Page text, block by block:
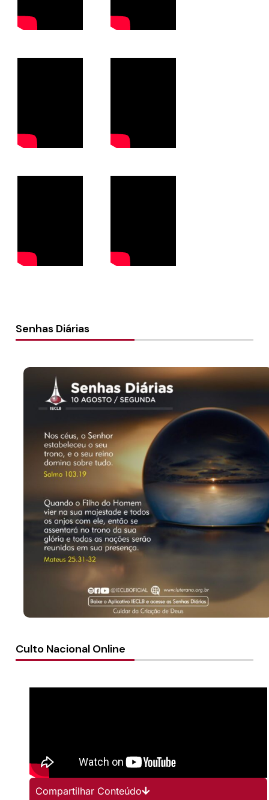
Senhas Diárias
Culto Nacional Online
Compartilhar Conteúdo